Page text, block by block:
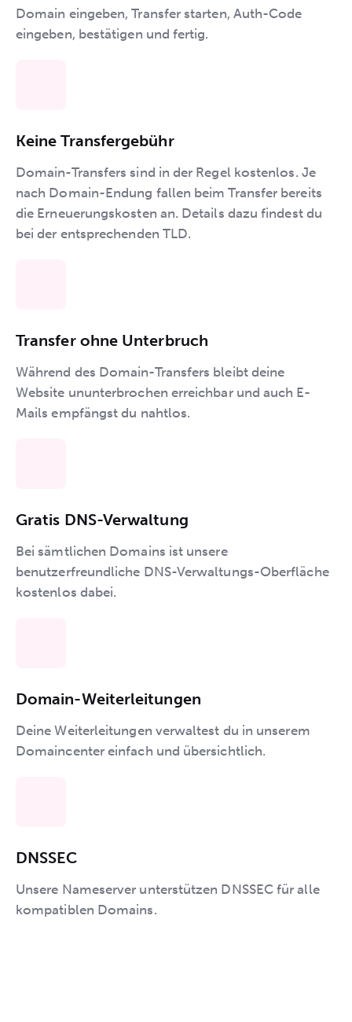
Domain eingeben, Transfer starten, Auth-Code
eingeben, bestätigen und fertig.
Keine Transfergebühr
Domain-Transfers sind in der Regel kostenlos. Je
nach Domain-Endung fallen beim Transfer bereits
die Erneuerungskosten an. Details dazu findest du
bei der entsprechenden TLD.
Transfer ohne Unterbruch
Während des Domain-Transfers bleibt deine
Website ununterbrochen erreichbar und auch E-
Mails empfängst du nahtlos.
Gratis DNS-Verwaltung
Bei sämtlichen Domains ist unsere
benutzerfreundliche DNS-Verwaltungs-Oberfläche
kostenlos dabei.
Domain-Weiterleitungen
Deine Weiterleitungen verwaltest du in unserem
Domaincenter einfach und übersichtlich.
DNSSEC
Unsere Nameserver unterstützen DNSSEC für alle
kompatiblen Domains.